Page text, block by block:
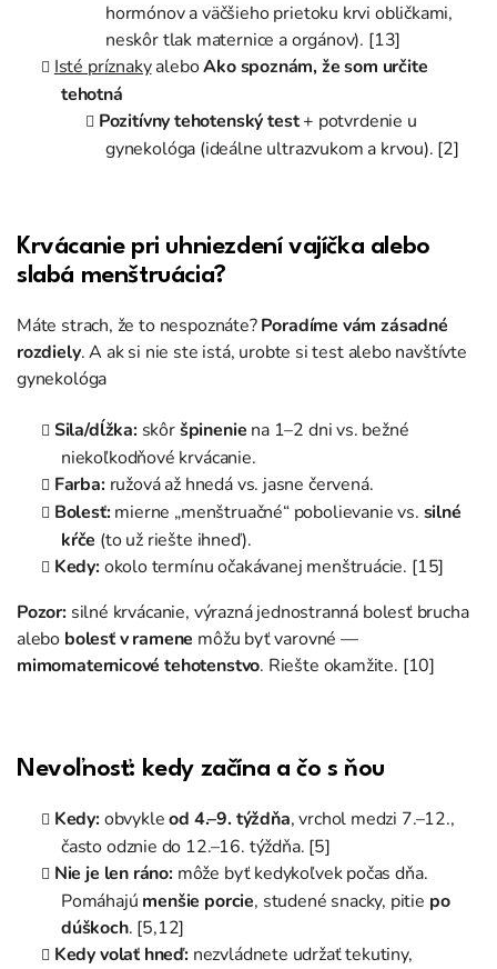
hormónov a väčšieho prietoku krvi obličkami,
neskôr tlak maternice a orgánov). [13]
Isté príznakyaleboAko spoznám, že som určite
tehotná
Pozitívny tehotenský test+ potvrdenie u
gynekológa (ideálne ultrazvukom a krvou). [2]
Krvácanie pri uhniezdení vajíčka alebo
slabá menštruácia?
Máte strach, že to nespoznáte?Poradíme vám zásadné
rozdiely. A ak si nie ste istá, urobte si test alebo navštívte
gynekológa
Sila/dĺžka:skôršpinenie na 1–2 dni vs. bežné
niekoľkodňové krvácanie.
Farba:ružová až hnedá vs. jasne červená.
Bolesť:mierne „menštruačné“ pobolievanie vs. silné
kŕče (to už riešte ihneď).
Kedy:okolo termínu očakávanej menštruácie. [15]
Pozor:silné krvácanie, výrazná jednostranná bolesť brucha
alebo bolesť v ramene môžu byť varovné —
mimomaternicové tehotenstvo. Riešte okamžite. [10]
Nevoľnosť: kedy začína a čo s ňou
Kedy:obvykleod 4.–9. týždňa, vrchol medzi 7.–12.,
často odznie do 12.–16. týždňa. [5]
Nie je len ráno:môže byť kedykoľvek počas dňa.
Pomáhajú menšie porcie, studené snacky, pitie po
dúškoch. [5,12]
Kedy volať hneď:nezvládnete udržať tekutiny,